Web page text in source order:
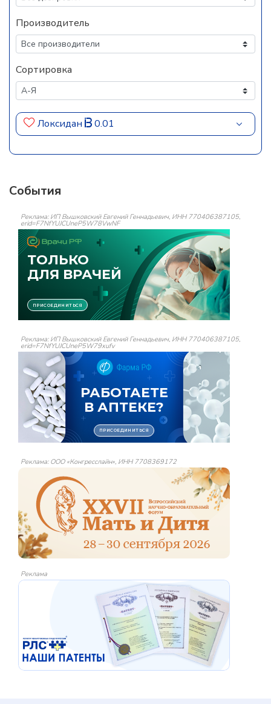
Производитель
Сортировка
Локсидан 0.01
События
Реклама: ИП Вышковский Евгений Геннадьевич, ИНН 770406387105,
erid=F7NfYUJCUneP5W78VwNF
Реклама: ИП Вышковский Евгений Геннадьевич, ИНН 770406387105,
erid=F7NfYUJCUneP5W79xufv
Реклама: ООО «Конгресслайн», ИНН 7708369172
Реклама